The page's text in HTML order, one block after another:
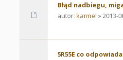
Błąd nadbiegu,
autor: karmel » 2013-
5R55E co